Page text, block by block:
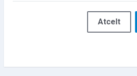
Atcelt